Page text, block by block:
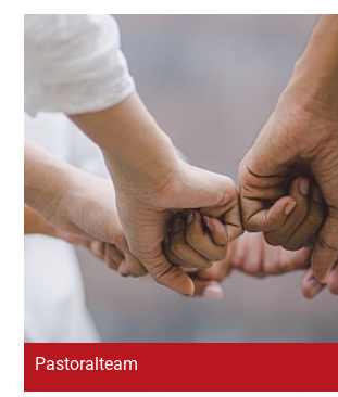
Schlickelde
Kapelle im St. Elisabeth
Pfarrkirche St. Georg Hopsten
Wallfahrtskapelle St. Anna
Pfarrkirche St. Peter und Paul
Halverde
Pfarrkirche St. Dionysius
Kirche St. Philippus und
Pfarrkirche St. Margaretha
Westerkappeln
Pastoralteam